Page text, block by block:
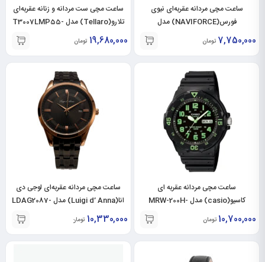
ساعت مچی مردانه عقربه‌ای نیوی
فورس(NAVIFORCE) مدل
NF9192M-SL-RO7,750,000 تومان
ساعت مچی ست مردانه و زنانه عقربه‌ای
تلارو(Tellaro) مدل T3007LMP55-
T3007GMP5519,680,000 تومان
ساعت مچی مردانه عقربه ای
کاسیو(casio) مدل MRW-200H-
10,700,000 تومان
ساعت مچی مردانه عقربه‌ای لوجی دی
انا(Luigi d’ Anna) مدل LDAG2087-
10,330,000 تومان